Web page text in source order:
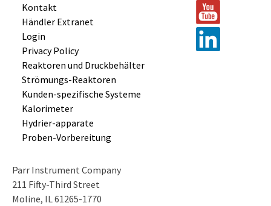
Kontakt
Händler Extranet
Login
Privacy Policy
Reaktoren und Druckbehälter
Strömungs-Reaktoren
Kunden-spezifische Systeme
Kalorimeter
Hydrier-apparate
Proben-Vorbereitung
Parr Instrument Company
211 Fifty-Third Street
Moline, IL 61265-1770